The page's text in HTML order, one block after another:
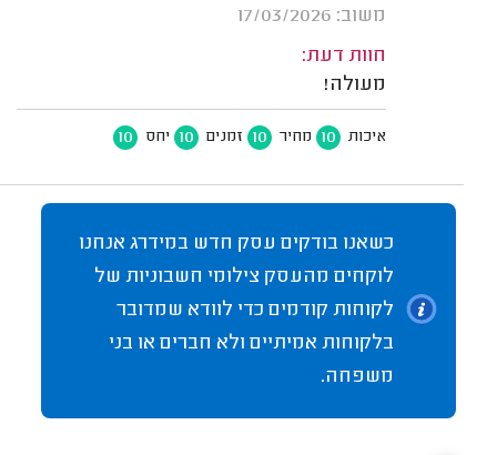
משוב: 17/03/2026
חוות דעת:
מעולה!
איכות 10 מחיר 10 זמנים 10 יחס 10
כשאנו בודקים עסק חדש במידרג אנחנו
לוקחים מהעסק צילומי חשבוניות של
לקוחות קודמים כדי לוודא שמדובר
בלקוחות אמיתיים ולא חברים או בני
משפחה.